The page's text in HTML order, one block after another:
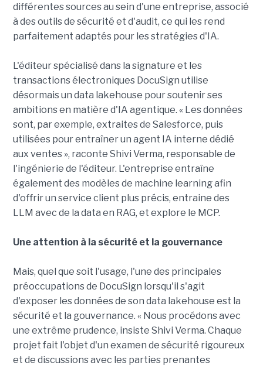
différentes sources au sein d'une entreprise, associé
à des outils de sécurité et d'audit, ce qui les rend
parfaitement adaptés pour les stratégies d'IA.
L'éditeur spécialisé dans la signature et les
transactions électroniques DocuSign utilise
désormais un data lakehouse pour soutenir ses
ambitions en matière d'IA agentique. « Les données
sont, par exemple, extraites de Salesforce, puis
utilisées pour entraîner un agent IA interne dédié
aux ventes », raconte Shivi Verma, responsable de
l'ingénierie de l'éditeur. L'entreprise entraîne
également des modèles de machine learning afin
d'offrir un service client plus précis, entraine des
LLM avec de la data en RAG, et explore le MCP.
Une attention à la sécurité et la gouvernance
Mais, quel que soit l'usage, l'une des principales
préoccupations de DocuSign lorsqu'il s'agit
d'exposer les données de son data lakehouse est la
sécurité et la gouvernance. « Nous procédons avec
une extrême prudence, insiste Shivi Verma. Chaque
projet fait l'objet d'un examen de sécurité rigoureux
et de discussions avec les parties prenantes